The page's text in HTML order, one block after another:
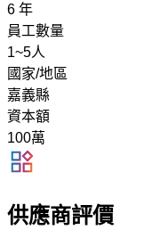
6 年
員工數量
1~5人
國家/地區
嘉義縣
資本額
100萬
供應商評價